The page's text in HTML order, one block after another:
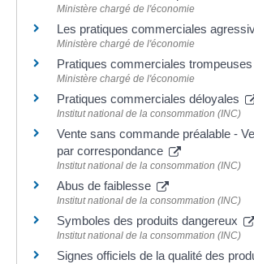
Ministère chargé de l'économie
Les pratiques commerciales
Ministère chargé de l'économie
Pratiques commerciales trompeuses
Ministère chargé de l'économie
Pratiques commerciales déloyales
Institut national de la consommation (INC)
Vente sans commande préalable -
par correspondance
Institut national de la consommation (INC)
Abus de faiblesse
Institut national de la consommation (INC)
Symboles des produits dangereux
Institut national de la consommation (INC)
Signes officiels de la qualité des